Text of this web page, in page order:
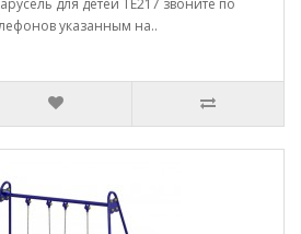
для детей TE217 звоните по
указанным на..